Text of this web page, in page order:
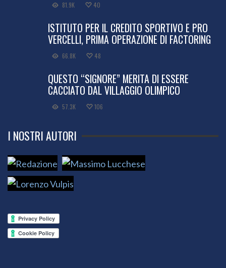
81.9K 40
ISTITUTO PER IL CREDITO SPORTIVO E PRO
VERCELLI, PRIMA OPERAZIONE DI FACTORING
66.8K 48
QUESTO “SIGNORE” MERITA DI ESSERE
CACCIATO DAL VILLAGGIO OLIMPICO
57.3K 106
I NOSTRI AUTORI